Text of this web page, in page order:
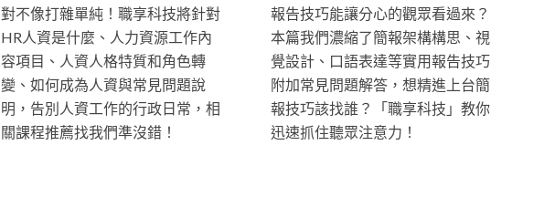
對不像打雜單純！職享科技將針對
HR人資是什麼、人力資源工作內
容項目、人資人格特質和角色轉
變、如何成為人資與常見問題說
明，告別人資工作的行政日常，相
關課程推薦找我們準沒錯！
報告技巧能讓分心的觀眾看過來？
本篇我們濃縮了簡報架構構思、視
覺設計、口語表達等實用報告技巧
附加常見問題解答，想精進上台簡
報技巧該找誰？「職享科技」教你
迅速抓住聽眾注意力！